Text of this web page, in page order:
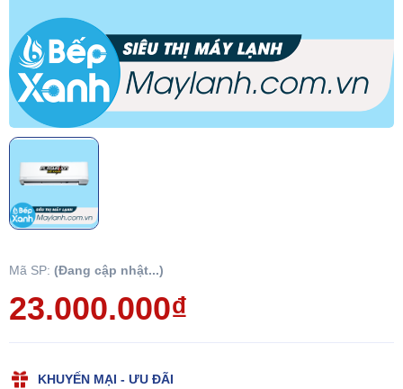
Mã SP: (Đang cập nhật...)
23.000.000₫
KHUYẾN MẠI - ƯU ĐÃI